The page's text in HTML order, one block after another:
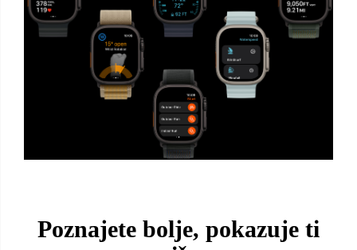
Poznajete bolje, pokazuje ti